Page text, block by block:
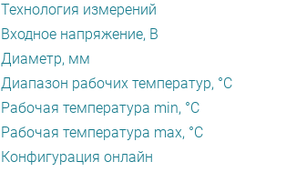
Технология измерений
Входное напряжение, В
Диаметр, мм
Диапазон рабочих температур, °С
Рабочая температура min, °С
Рабочая температура max, °С
Конфигурация онлайн